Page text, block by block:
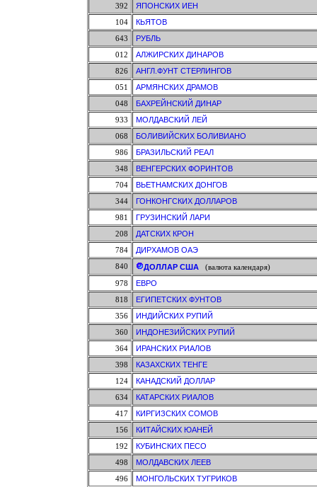
392
ЯПОНСКИХ ИЕН
104
КЬЯТОВ
643
РУБЛЬ
012
АЛЖИРСКИХ ДИНАРОВ
826
АНГЛ.ФУНТ СТЕРЛИНГОВ
051
АРМЯНСКИХ ДРАМОВ
048
БАХРЕЙНСКИЙ ДИНАР
933
МОЛДАВСКИЙ ЛЕЙ
068
БОЛИВИЙСКИХ БОЛИВИАНО
986
БРАЗИЛЬСКИЙ РЕАЛ
348
ВЕНГЕРСКИХ ФОРИНТОВ
704
ВЬЕТНАМСКИХ ДОНГОВ
344
ГОНКОНГСКИХ ДОЛЛАРОВ
981
ГРУЗИНСКИЙ ЛАРИ
208
ДАТСКИХ КРОН
784
ДИРХАМОВ ОАЭ
840
ДОЛЛАР США(валюта календаря)
978
ЕВРО
818
ЕГИПЕТСКИХ ФУНТОВ
356
ИНДИЙСКИХ РУПИЙ
360
ИНДОНЕЗИЙСКИХ РУПИЙ
364
ИРАНСКИХ РИАЛОВ
398
КАЗАХСКИХ ТЕНГЕ
124
КАНАДСКИЙ ДОЛЛАР
634
КАТАРСКИХ РИАЛОВ
417
КИРГИЗСКИХ СОМОВ
156
КИТАЙСКИХ ЮАНЕЙ
192
КУБИНСКИХ ПЕСО
498
МОЛДАВСКИХ ЛЕЕВ
496
МОНГОЛЬСКИХ ТУГРИКОВ